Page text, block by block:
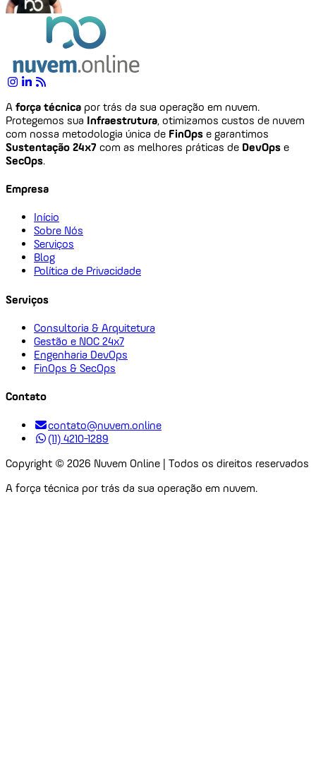
A força técnica por trás da sua operação em nuvem.
Protegemos sua Infraestrutura, otimizamos custos de nuvem
com nossa metodologia única de FinOps e garantimos
Sustentação 24x7 com as melhores práticas de DevOps e
SecOps.
Empresa
Início
Sobre Nós
Serviços
Blog
Política de Privacidade
Serviços
Consultoria & Arquitetura
Gestão e NOC 24x7
Engenharia DevOps
FinOps & SecOps
Contato
contato@nuvem.online
(11) 4210-1289
Copyright © 2026 Nuvem Online | Todos os direitos reservados
A força técnica por trás da sua operação em nuvem.